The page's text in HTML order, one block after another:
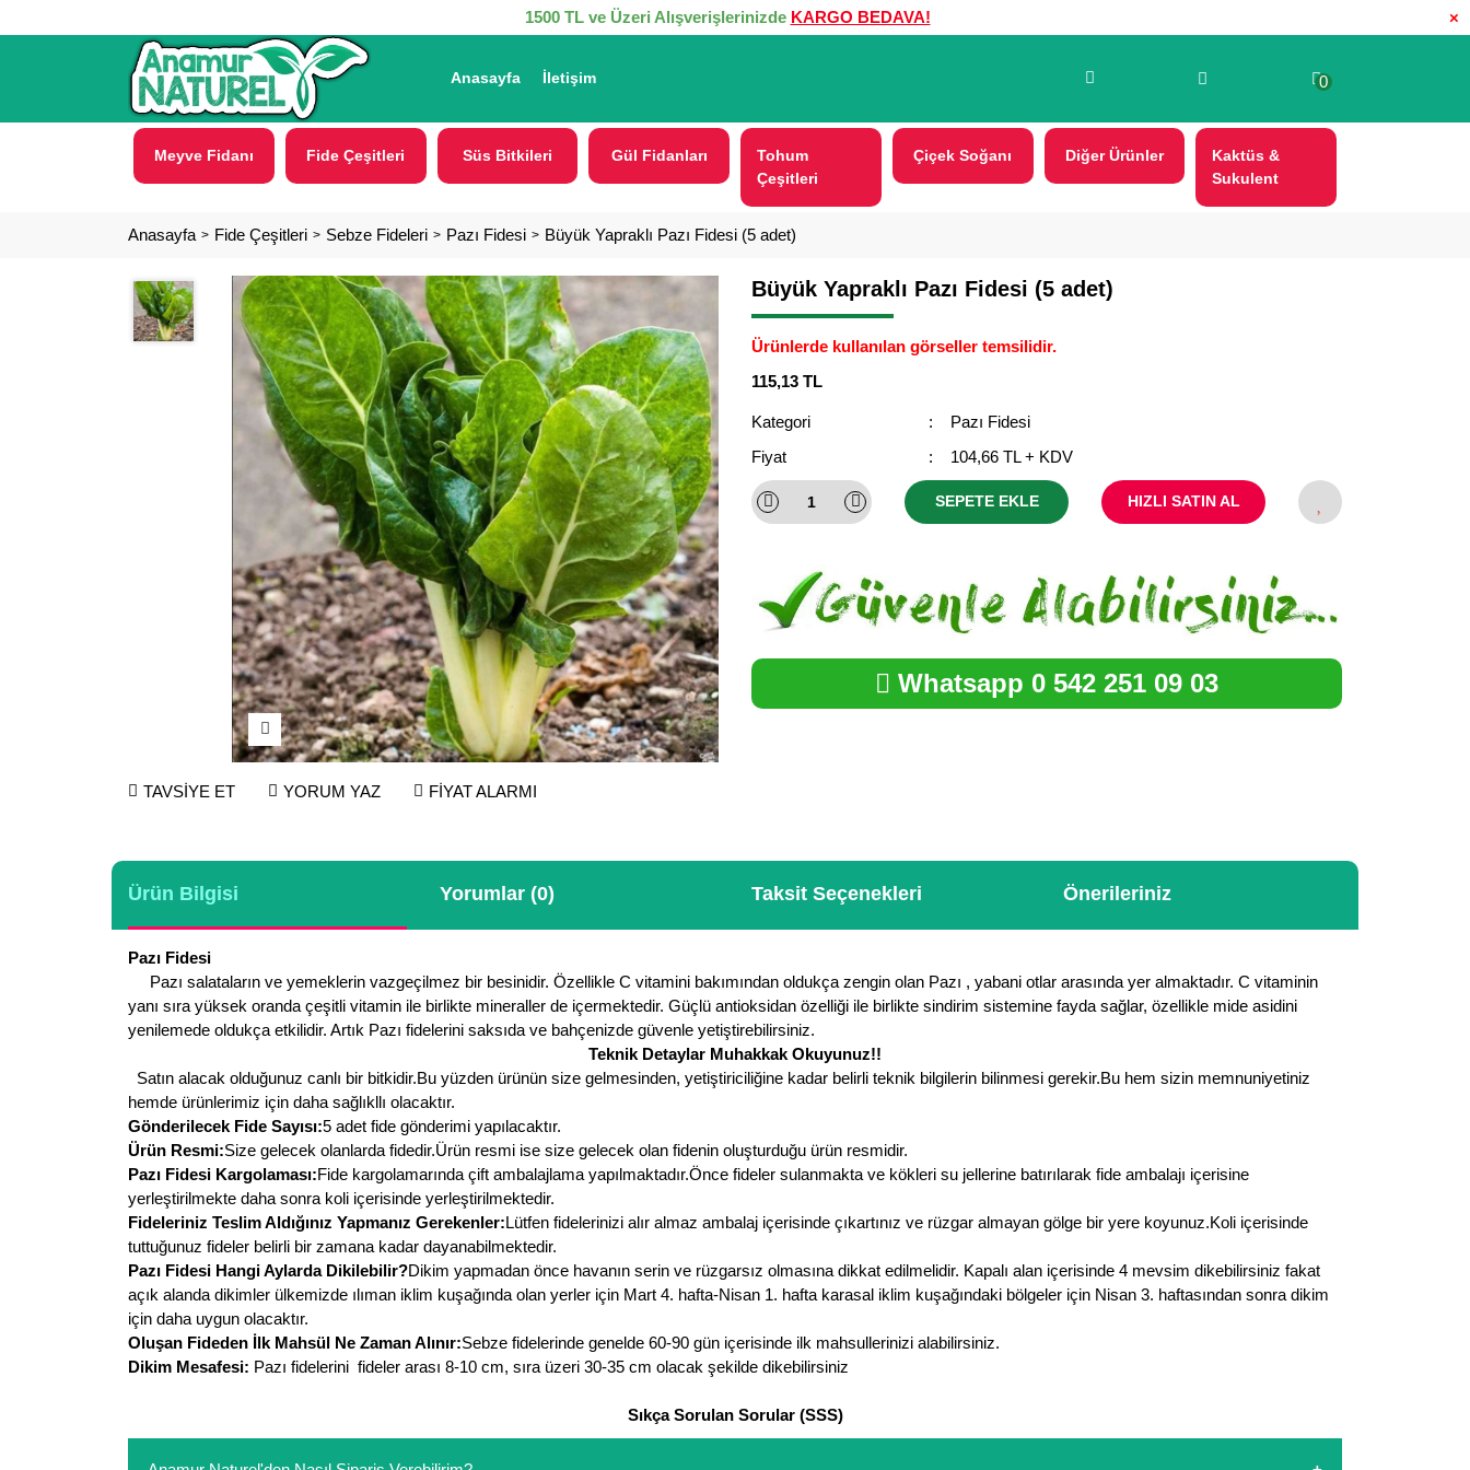
×
1500 TL ve Üzeri Alışverişlerinizde KARGO BEDAVA!
Anasayfa İletişim 0
Meyve Fidanı Fide Çeşitleri Süs Bitkileri Gül Fidanları
Tohum
Çeşitleri
Çiçek Soğanı Diğer Ürünler
Kaktüs &
Sukulent
Anasayfa Fide Çeşitleri Sebze Fideleri Pazı Fidesi Büyük Yapraklı Pazı Fidesi (5 adet)
TAVSİYE ET YORUM YAZ FİYAT ALARMI
Büyük Yapraklı Pazı Fidesi (5 adet)
Ürünlerde kullanılan görseller temsilidir.
115,13 TL
Kategori
Pazı Fidesi
Fiyat
104,66 TL + KDV
SEPETE EKLE HIZLI SATIN AL
Whatsapp 0 542 251 09 03
Ürün Bilgisi Yorumlar (0) Taksit Seçenekleri Önerileriniz
Pazı Fidesi
Pazı salataların ve yemeklerin vazgeçilmez bir besinidir. Özellikle C vitamini bakımından oldukça zengin olan Pazı , yabani otlar arasında yer almaktadır. C vitaminin
yanı sıra yüksek oranda çeşitli vitamin ile birlikte mineraller de içermektedir. Güçlü antioksidan özelliği ile birlikte sindirim sistemine fayda sağlar, özellikle mide asidini
yenilemede oldukça etkilidir. Artık Pazı fidelerini saksıda ve bahçenizde güvenle yetiştirebilirsiniz.
Teknik Detaylar Muhakkak Okuyunuz!!
Satın alacak olduğunuz canlı bir bitkidir.Bu yüzden ürünün size gelmesinden, yetiştiriciliğine kadar belirli teknik bilgilerin bilinmesi gerekir.Bu hem sizin memnuniyetiniz
hemde ürünlerimiz için daha sağlıkllı olacaktır.
Gönderilecek Fide Sayısı:5 adet fide gönderimi yapılacaktır.
Ürün Resmi:Size gelecek olanlarda fidedir.Ürün resmi ise size gelecek olan fidenin oluşturduğu ürün resmidir.
Pazı Fidesi Kargolaması:Fide kargolamarında çift ambalajlama yapılmaktadır.Önce fideler sulanmakta ve kökleri su jellerine batırılarak fide ambalajı içerisine
yerleştirilmekte daha sonra koli içerisinde yerleştirilmektedir.
Fideleriniz Teslim Aldığınız Yapmanız Gerekenler:Lütfen fidelerinizi alır almaz ambalaj içerisinde çıkartınız ve rüzgar almayan gölge bir yere koyunuz.Koli içerisinde
tuttuğunuz fideler belirli bir zamana kadar dayanabilmektedir.
Pazı Fidesi Hangi Aylarda Dikilebilir?Dikim yapmadan önce havanın serin ve rüzgarsız olmasına dikkat edilmelidir. Kapalı alan içerisinde 4 mevsim dikebilirsiniz fakat
açık alanda dikimler ülkemizde ılıman iklim kuşağında olan yerler için Mart 4. hafta-Nisan 1. hafta karasal iklim kuşağındaki bölgeler için Nisan 3. haftasından sonra dikim
için daha uygun olacaktır.
Oluşan Fideden İlk Mahsül Ne Zaman Alınır:Sebze fidelerinde genelde 60-90 gün içerisinde ilk mahsullerinizi alabilirsiniz.
Dikim Mesafesi: Pazı fidelerini fideler arası 8-10 cm, sıra üzeri 30-35 cm olacak şekilde dikebilirsiniz
Sıkça Sorulan Sorular (SSS)